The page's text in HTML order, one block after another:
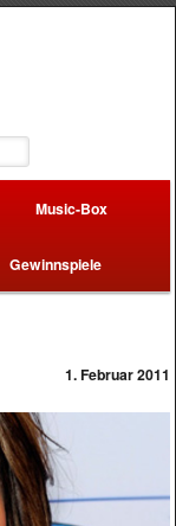
Music-Box
Gewinnspiele
1. Februar 2011